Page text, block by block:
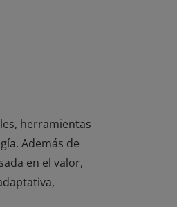
herramientas
Además de
en el valor,